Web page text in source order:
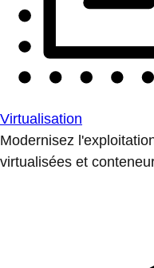
Virtualisation
Modernisez
virtualisées et